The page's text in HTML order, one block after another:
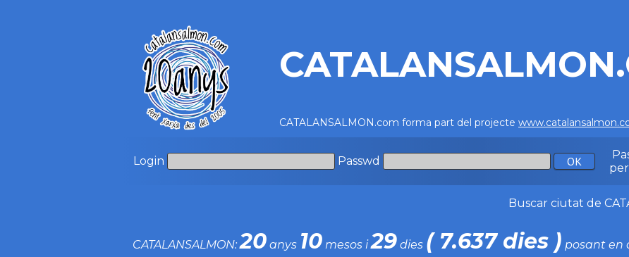
CATALANSALMON.com forma part del projecte
Login Passwd
Buscar ciutat de
CATALANSALMON:20anys 10mesos i29dies ( 7.637 dies ) posant en